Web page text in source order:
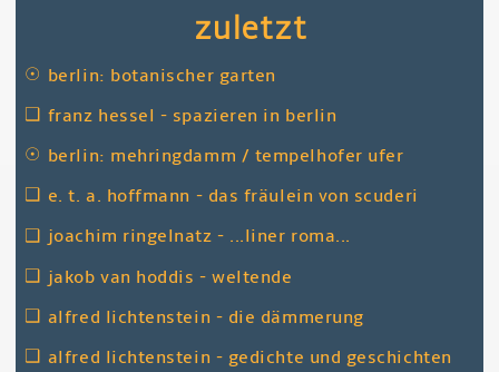
zuletzt
☉ berlin: botanischer garten
❑ franz hessel - spazieren in berlin
☉ berlin: mehringdamm / tempelhofer ufer
❑ e. t. a. hoffmann - das fräulein von scuderi
❑ joachim ringelnatz - ...liner roma...
❑ jakob van hoddis - weltende
❑ alfred lichtenstein - die dämmerung
❑ alfred lichtenstein - gedichte und geschichten